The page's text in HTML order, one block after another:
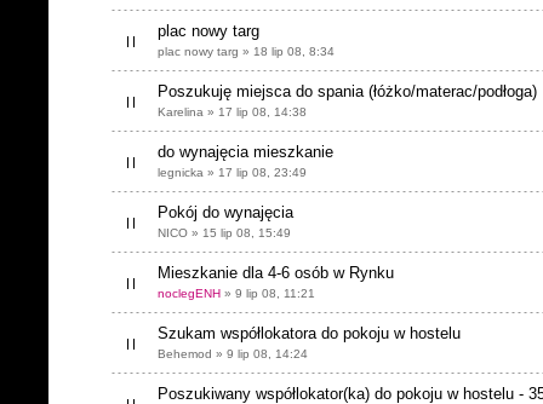
plac nowy targ
plac nowy targ » 18 lip 08, 8:34
Poszukuję miejsca do spania (łóżko/materac/podłoga)
Karelina » 17 lip 08, 14:38
do wynajęcia mieszkanie
legnicka » 17 lip 08, 23:49
Pokój do wynajęcia
NICO » 15 lip 08, 15:49
Mieszkanie dla 4-6 osób w Rynku
noclegENH » 9 lip 08, 11:21
Szukam współlokatora do pokoju w hostelu
Behemod » 9 lip 08, 14:24
Poszukiwany współlokator(ka) do pokoju w hostelu -